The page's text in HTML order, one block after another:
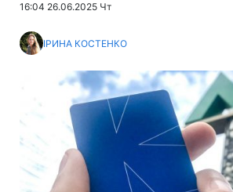
16:04 26.06.2025 Чт
ІРИНА КОСТЕНКО